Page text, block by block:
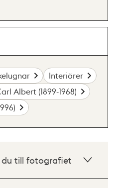
Interiörer
Albert (1899-1968)
du till fotografiet